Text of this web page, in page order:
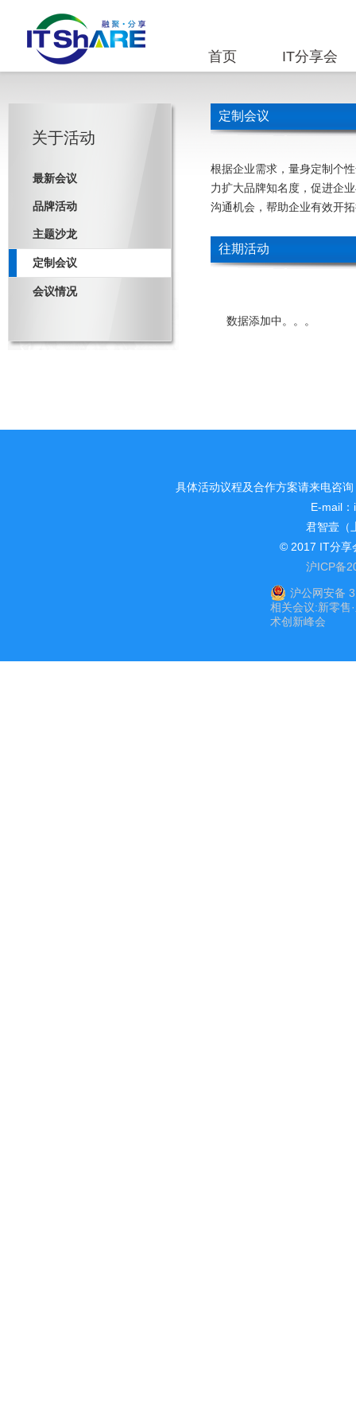
首页 IT分享会
关于活动
最新会议
品牌活动
主题沙龙
定制会议
会议情况
定制会议
根据企业需求，量身定制个
力扩大品牌知名度，促进企
沟通机会，帮助企业有效开
往期活动
数据添加中。。。
具体活动议程及合作方案请来电咨
E-mail：
君智壹（
© 2017 IT分享
沪ICP备
沪公网安备
相关会议:新零售
术创新峰会